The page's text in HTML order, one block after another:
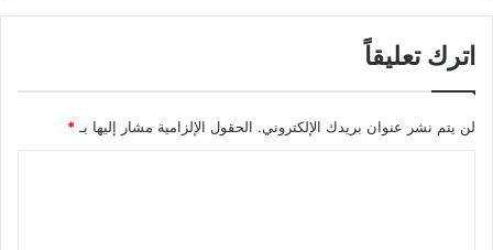
اترك تعليقاً
لن يتم نشر عنوان بريدك الإلكتروني. الحقول الإلزامية مشار إليها بـ *